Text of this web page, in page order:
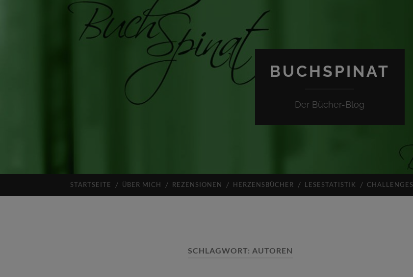
BUCHSPINAT
Der Bücher-Blog
STARTSEITE ÜBER MICH REZENSIONEN HERZENSBÜCHER LESESTATISTIK CHALLENGES
SCHLAGWORT: AUTOREN